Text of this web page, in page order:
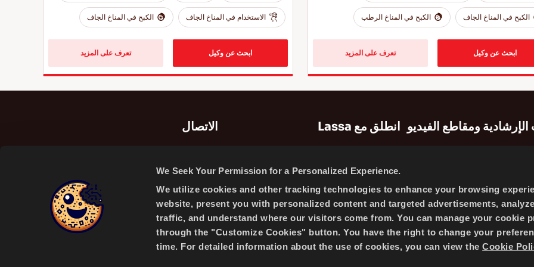
We Seek Your Permission for a Personalized Experience.
We utilize cookies and other tracking technologies to enhance your browsing
website, present you with personalized content and targeted advertisements,
traffic, and understand where our visitors come from. You can manage your cookie
through the "Customize Cookies" button. You have the right to change your
time. For detailed information about the use of cookies, you can view theCookie
الكبح في المناخ الجاف الكبح في المناخ الرطب
ابحث عن وكيل تعرف على المزيد
الاستخدام في المناخ الجاف الكبح في المناخ الجاف
ابحث عن وكيل تعرف على المزيد
ومقاطع الفيديو انطلق مع Lassa
معلومات الشركة
الأخبار
سياسة ملفات تعريف الارتباط
الاتصال
الإطارات، عليكاهيا/إزميت/تركيا
Alikahya / Izmit / Turkey